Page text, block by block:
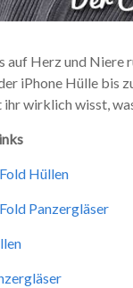
auf Herz und Niere
iPhone Hülle bis
ihr wirklich wisst,
Hüllen
Panzergläser